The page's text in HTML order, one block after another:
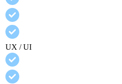
UX / UI